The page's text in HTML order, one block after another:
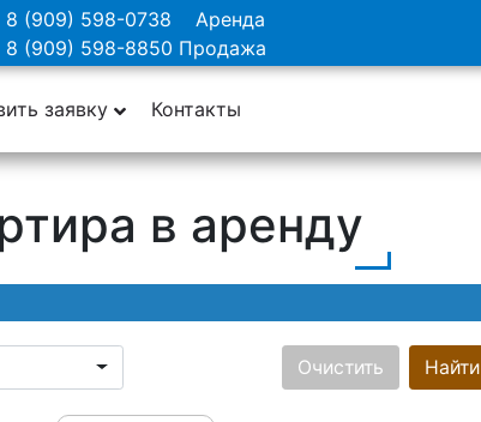
8 (909) 598-0738 Аренда
8 (909) 598-8850 Продажа
заявку Контакты
в аренду
Найти
Очистить